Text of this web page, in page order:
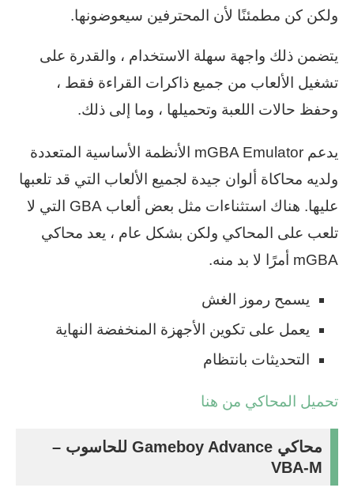
ولكن كن مطمئنًا لأن المحترفين سيعوضونها.
يتضمن ذلك واجهة سهلة الاستخدام ، والقدرة على
تشغيل الألعاب من جميع ذاكرات القراءة فقط ،
وحفظ حالات اللعبة وتحميلها ، وما إلى ذلك.
يدعم mGBA Emulator الأنظمة الأساسية المتعددة
ولديه محاكاة ألوان جيدة لجميع الألعاب التي قد تلعبها
عليها. هناك استثناءات مثل بعض ألعاب GBA التي لا
تلعب على المحاكي ولكن بشكل عام ، يعد محاكي
mGBA أمرًا لا بد منه.
يسمح رموز الغش
يعمل على تكوين الأجهزة المنخفضة النهاية
التحديثات بانتظام
تحميل المحاكي من هنا
محاكي Gameboy Advance للحاسوب –
VBA-M